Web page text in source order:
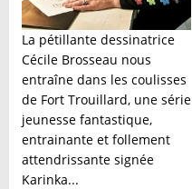
La pétillante dessinatrice
Cécile Brosseau nous
entraîne dans les coulisses
de Fort Trouillard, une série
jeunesse fantastique,
entrainante et follement
attendrissante signée
Karinka...